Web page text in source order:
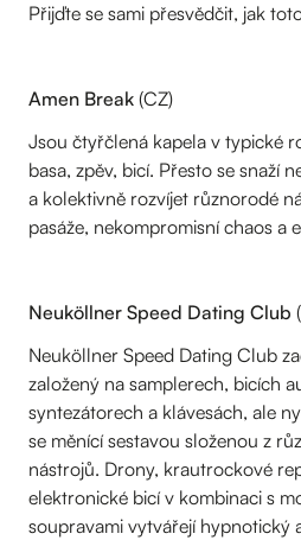
Přijďte se sami přesvědčit, jak
Amen Break (CZ)
Jsou čtyřčlená kapela v typické
basa, zpěv, bicí. Přesto se snaží
a kolektivně rozvíjet různorodé
pasáže, nekompromisní chaos a
Neuköllner Speed Dating Club
Neuköllner Speed Dating Club
založený na samplerech, bicích
syntezátorech a klávesách, ale
se měnící sestavou složenou z
nástrojů. Drony, krautrockové
elektronické bicí v kombinaci s
soupravami vytvářejí hypnotický